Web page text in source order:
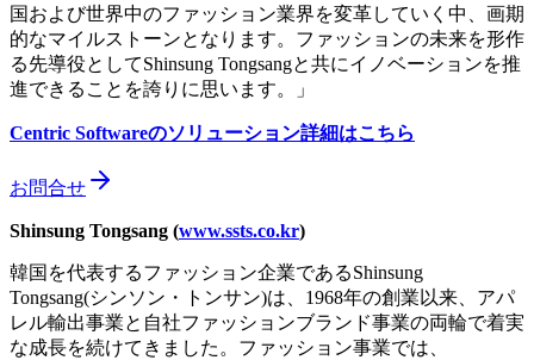
国および世界中のファッション業界を変革していく中、画期
的なマイルストーンとなります。ファッションの未来を形作
る先導役としてShinsung Tongsangと共にイノベーションを推
進できることを誇りに思います。」
Centric Softwareのソリューション詳細はこちら
お問合せ
Shinsung Tongsang (www.ssts.co.kr)
韓国を代表するファッション企業であるShinsung
Tongsang(シンソン・トンサン)は、1968年の創業以来、アパ
レル輸出事業と自社ファッションブランド事業の両輪で着実
な成長を続けてきました。ファッション事業では、